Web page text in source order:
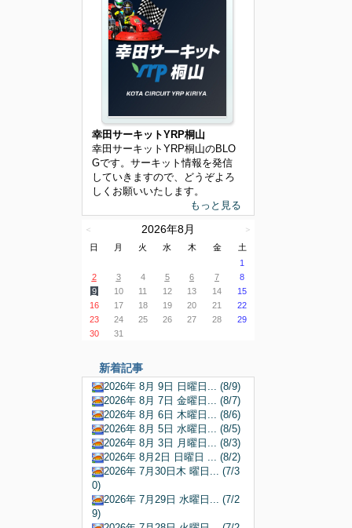
幸田サーキットYRP桐山
幸田サーキットYRP桐山のBLO
Gです。サーキット情報を発信
していきますので、どうぞよろ
しくお願いいたします。
もっと見る
＜ 2026年8月
＞
日
月 火 水 木 金
土
1
2
3 4 5 6 7
8
9
10 11 12 13 14
15
16
17 18 19 20 21
22
23
24 25 26 27 28
29
30
31
新着記事
2026年 8月 9日 日曜日... (8/9)
2026年 8月 7日 金曜日... (8/7)
2026年 8月 6日 木曜日... (8/6)
2026年 8月 5日 水曜日... (8/5)
2026年 8月 3日 月曜日... (8/3)
2026年 8月2日 日曜日 ... (8/2)
2026年 7月30日木 曜日... (7/3
0)
2026年 7月29日 水曜日... (7/2
9)